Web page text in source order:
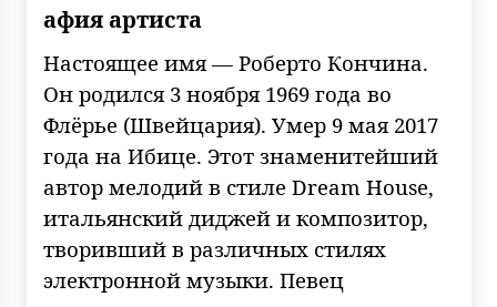
афия артиста
Настоящее имя — Роберто Кончина.
Он родился 3 ноября 1969 года во
Флёрье (Швейцария). Умер 9 мая 2017
года на Ибице. Этот знаменитейший
автор мелодий в стиле Dream House,
итальянский диджей и композитор,
творивший в различных стилях
электронной музыки. Певец